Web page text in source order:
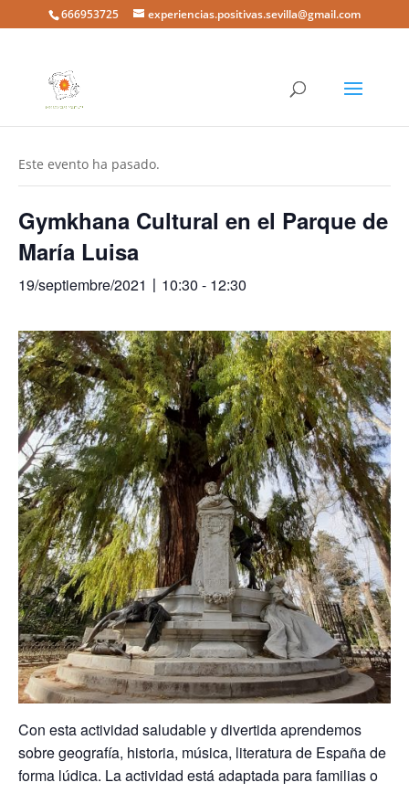
666953725 experiencias.positivas.sevilla@gmail.com
Este evento ha pasado.
Gymkhana Cultural en el Parque de
María Luisa
19/septiembre/2021〡10:30 - 12:30
Con esta actividad saludable y divertida aprendemos
sobre geografía, historia, música, literatura de España de
forma lúdica. La actividad está adaptada para familias o